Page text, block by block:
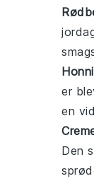
er
en
Den